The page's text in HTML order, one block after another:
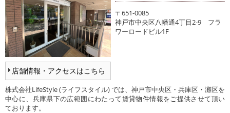
店舗情報・アクセスはこちら
〒651-0085
神戸市中央区八幡通4丁目2-9 フラ
ワーロードビル1F
株式会社LifeStyle (ライフスタイル) では、神戸市中央区・兵庫区・灘区を
中心に、兵庫県下の広範囲にわたって賃貸物件情報をご提供させて頂い
ております。